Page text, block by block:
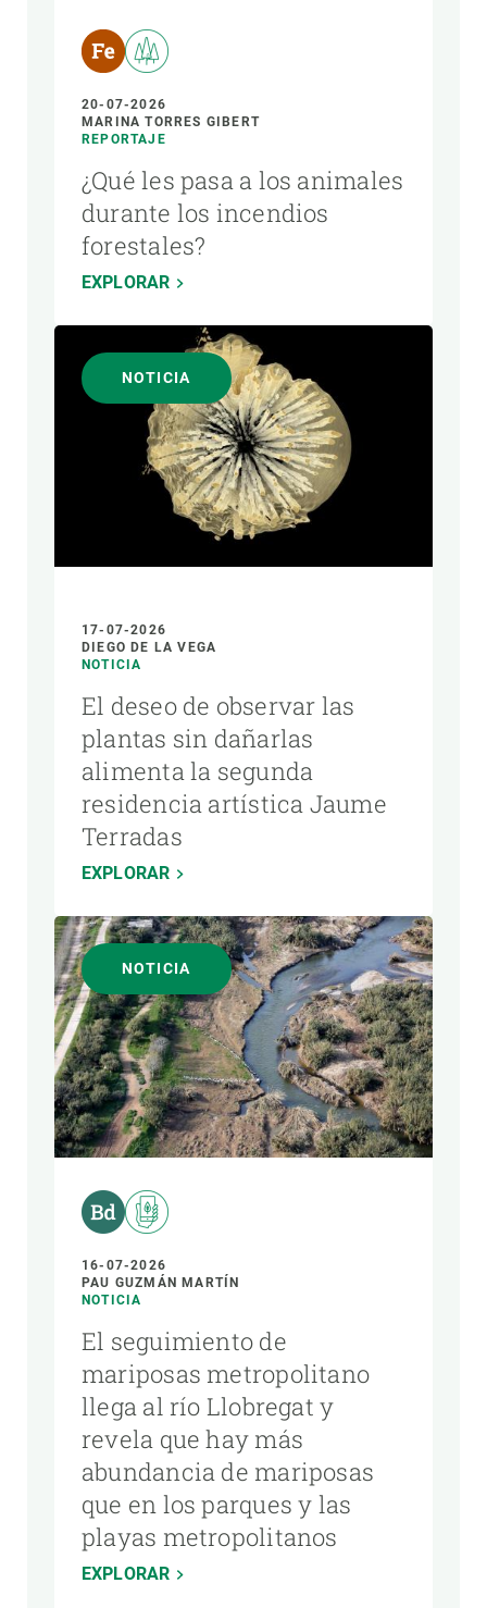
20-07-2026
MARINA TORRES GIBERT
REPORTAJE
¿Qué les pasa a los animales
durante los incendios
forestales?
EXPLORAR
NOTICIA
17-07-2026
DIEGO DE LA VEGA
NOTICIA
El deseo de observar las
plantas sin dañarlas
alimenta la segunda
residencia artística Jaume
Terradas
EXPLORAR
NOTICIA
16-07-2026
PAU GUZMÁN MARTÍN
NOTICIA
El seguimiento de
mariposas metropolitano
llega al río Llobregat y
revela que hay más
abundancia de mariposas
que en los parques y las
playas metropolitanos
EXPLORAR